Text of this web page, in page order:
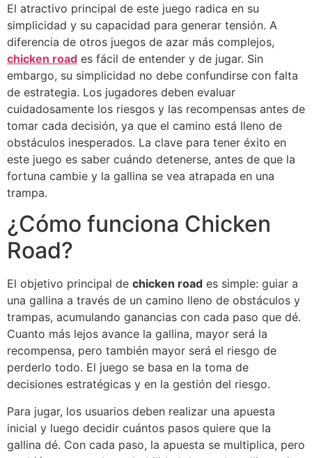
El atractivo principal de este juego radica en su
simplicidad y su capacidad para generar tensión. A
diferencia de otros juegos de azar más complejos,
chicken road es fácil de entender y de jugar. Sin
embargo, su simplicidad no debe confundirse con falta
de estrategia. Los jugadores deben evaluar
cuidadosamente los riesgos y las recompensas antes de
tomar cada decisión, ya que el camino está lleno de
obstáculos inesperados. La clave para tener éxito en
este juego es saber cuándo detenerse, antes de que la
fortuna cambie y la gallina se vea atrapada en una
trampa.
¿Cómo funciona Chicken
Road?
El objetivo principal de chicken road es simple: guiar a
una gallina a través de un camino lleno de obstáculos y
trampas, acumulando ganancias con cada paso que dé.
Cuanto más lejos avance la gallina, mayor será la
recompensa, pero también mayor será el riesgo de
perderlo todo. El juego se basa en la toma de
decisiones estratégicas y en la gestión del riesgo.
Para jugar, los usuarios deben realizar una apuesta
inicial y luego decidir cuántos pasos quiere que la
gallina dé. Con cada paso, la apuesta se multiplica, pero